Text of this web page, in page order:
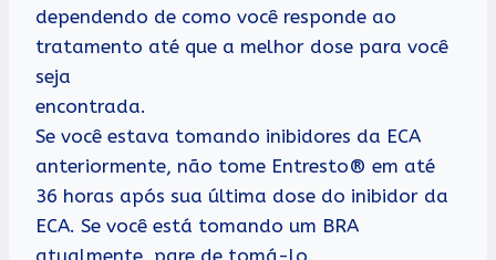
dependendo de como você responde ao
tratamento até que a melhor dose para você
seja
encontrada.
Se você estava tomando inibidores da ECA
anteriormente, não tome Entresto® em até
36 horas após sua última dose do inibidor da
ECA. Se você está tomando um BRA
atualmente, pare de tomá-lo.